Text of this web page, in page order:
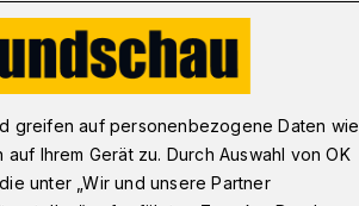
Land
greifen auf personenbezogene Daten wie
Ihrem Gerät zu. Durch Auswahl von OK
unter „Wir und unsere Partner